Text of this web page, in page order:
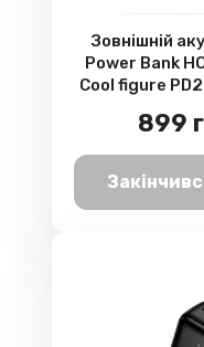
Зовнішній
Power Bank
Cool figure
899